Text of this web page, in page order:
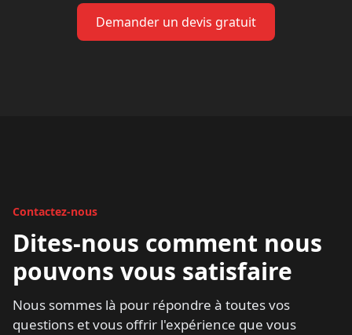
Demander un devis gratuit
Contactez-nous
Dites-nous comment nous
pouvons vous satisfaire
Nous sommes là pour répondre à toutes vos
questions et vous offrir l'expérience que vous